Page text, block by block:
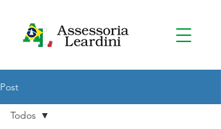
Post
Todos